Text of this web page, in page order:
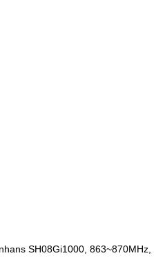
SH08Gi1000, 863~870MHz,